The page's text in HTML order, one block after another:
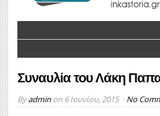
Συναυλία του Λάκη
Byadminon 6 Ιουνίου, 2015 No